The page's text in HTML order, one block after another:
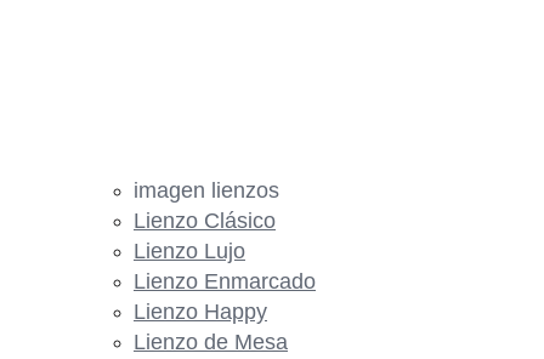
imagen lienzos
Lienzo Clásico
Lienzo Lujo
Lienzo Enmarcado
Lienzo Happy
Lienzo de Mesa